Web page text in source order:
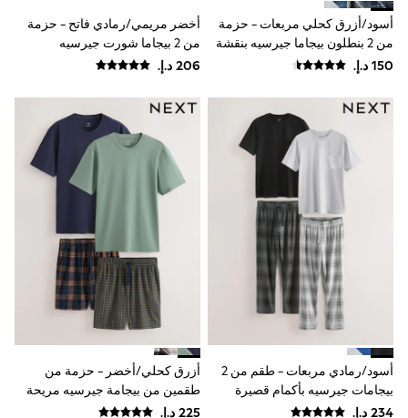
Jeans
Sandals
Shorts
Swimwear
Vests
Sunglasses
Beach Towels
Travel Bags
Luggage
Angel & Rocket
B by Ted Baker
Baker by Ted Baker
Boden
Lipsy
Love & Roses
Mint Velvet
Monsoon
SCHOOWEAR
All Boys Schoolwear
Shoes
Trousers
أسود/أزرق كحلي مربعات - حزمة
من 2 بنطلون بيجاما جيرسيه بنقشة
مربعات
أخضر مريمي/رمادي فاتح - حزمة
من 2 بيجاما شورت جيرسيه
أسود/رمادي مربعات - طقم من 2
بيجامات جيرسيه بأكمام قصيرة
أزرق كحلي/أخضر - حزمة من
طقمين من بيجامة جيرسيه مريحة
بأكمام قصيرة